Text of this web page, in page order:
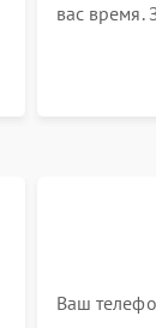
вас время.
склад для
Ваш